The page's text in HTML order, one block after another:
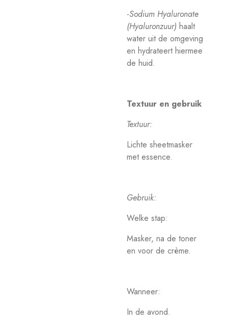
-Sodium Hyaluronate
(Hyaluronzuur) haalt
water uit de omgeving
en hydrateert hiermee
de huid.
Textuur en gebruik
Textuur:
Lichte sheetmasker
met essence.
Gebruik:
Welke stap:
Masker, na de toner
en voor de crème.
Wanneer:
In de avond.